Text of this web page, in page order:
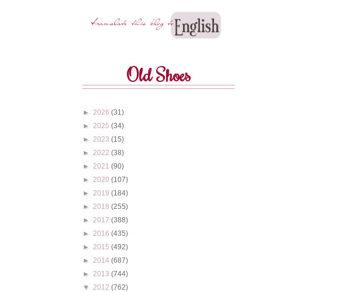
Old Shoes
► 2026 (31)
► 2025 (34)
► 2023 (15)
► 2022 (38)
► 2021 (90)
► 2020 (107)
► 2019 (184)
► 2018 (255)
► 2017 (388)
► 2016 (435)
► 2015 (492)
► 2014 (687)
► 2013 (744)
▼ 2012 (762)